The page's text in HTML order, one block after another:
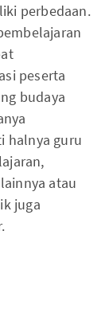
perbedaan.
peserta
budaya
halnya guru
atau
juga